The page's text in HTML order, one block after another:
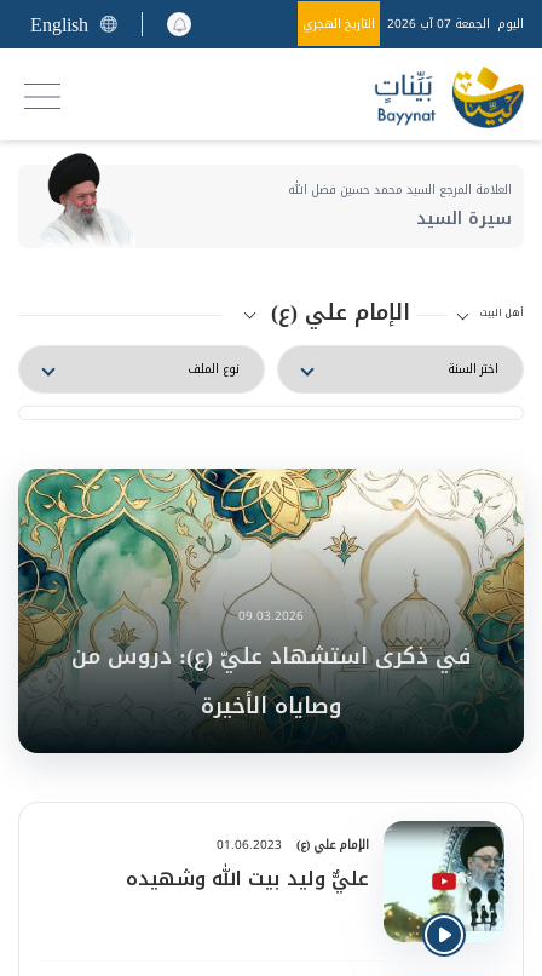
اليوم الجمعة 07 آب 2026 التاريخ الهجري English
العلامة المرجع السيد محمد حسين فضل الله
سيرة السيد
أهل البيت الإمام علي (ع)
09.03.2026
في ذكرى استشهاد عليّ (ع): دروس من
وصاياه الأخيرة
الإمام علي (ع) 01.06.2023
عليٌّ وليد بيت الله وشهيده